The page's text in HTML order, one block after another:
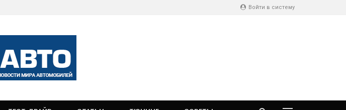
Войти в систему